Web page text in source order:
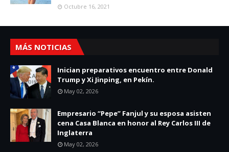
Octubre 16, 2021
MÁS NOTICIAS
Inician preparativos encuentro entre Donald
Trump y Xi Jinping, en Pekín.
May 02, 2026
Empresario “Pepe” Fanjul y su esposa asisten
cena Casa Blanca en honor al Rey Carlos III de
Inglaterra
May 02, 2026